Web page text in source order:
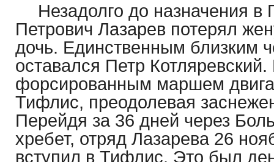
Незадолго до назначения в
Петрович Лазарев потерял
дочь. Единственным близким
оставался Петр Котляревский.
форсированным маршем
Тифлис, преодолевая
Перейдя за 36 дней через
хребет, отряд Лазарева 26
вступил в Тифлис. Это был